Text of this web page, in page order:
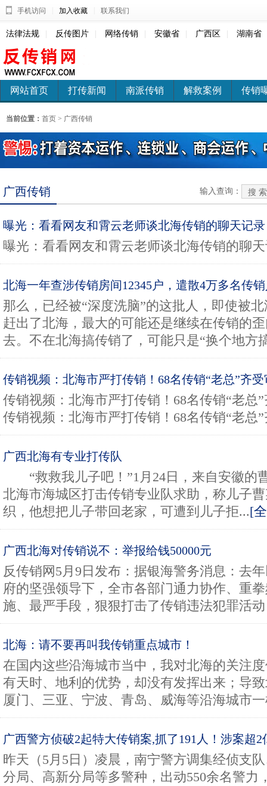
手机访问 加入收藏 联系我们
法律法规 反传图片 网络传销 安徽省 广西区 湖南省
网站首页 打传新闻 南派传销 解救案例 传销
当前位置： 首页 > 广西传销
广西传销 输入查询：
曝光：看看网友和霄云老师谈北海传销的聊天记录
曝光：看看网友和霄云老师谈北海传销的聊
北海一年查涉传销房间12345户，遣散4万多名传
那么，已经被“深度洗脑”的这批人，即使被
赶出了北海，最大的可能还是继续在传销的
去。不在北海搞传销了，可能只是“换个地方
传销视频：北海市严打传销！68名传销“老总”齐受
传销视频：北海市严打传销！68名传销“老总
传销视频：北海市严打传销！68名传销“老总
广西北海有专业打传队
“救救我儿子吧！”1月24日，来自安徽的
北海市海城区打击传销专业队求助，称儿子
织，他想把儿子带回老家，可遭到儿子拒...[
广西北海对传销说不：举报给钱50000元
反传销网5月9日发布：据银海警务消息：去
府的坚强领导下，全市各部门通力协作、重
施、最严手段，狠狠打击了传销违法犯罪活动
北海：请不要再叫我传销重点城市！
在国内这些沿海城市当中，我对北海的关注
有天时、地利的优势，却没有发挥出来；导
厦门、三亚、宁波、青岛、威海等沿海城市
广西警方侦破2起特大传销案,抓了191人！涉案超2
昨天（5月5日）凌晨，南宁警方调集经侦支
分局、高新分局等多警种，出动550余名警力